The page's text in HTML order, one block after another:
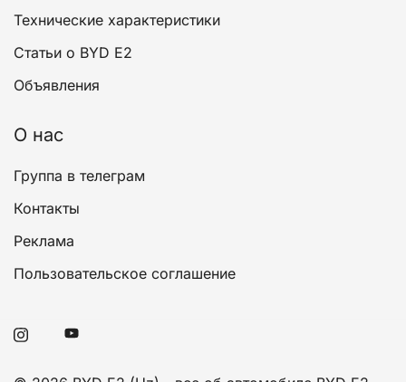
Технические характеристики
Статьи о BYD E2
Объявления
О нас
Группа в телеграм
Контакты
Реклама
Пользовательское соглашение